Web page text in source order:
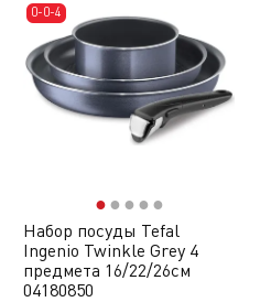
0-0-4
●● ● ● ●
Набор посуды Tefal
Ingenio Twinkle Grey 4
предмета 16/22/26см
04180850